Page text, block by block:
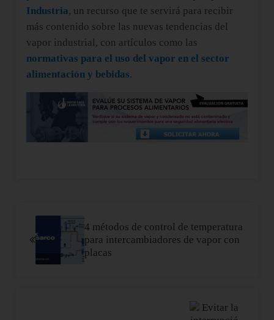
Industria, un recurso que te servirá para recibir
más contenido sobre las nuevas tendencias del
vapor industrial, con artículos como las
normativas para el uso del vapor en el sector
alimentación y bebidas.
4 métodos de control de temperatura
para intercambiadores de vapor con
placas